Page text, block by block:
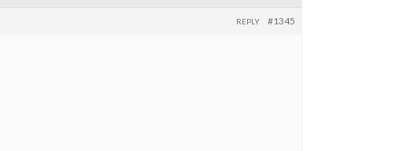
#1345
REPLY